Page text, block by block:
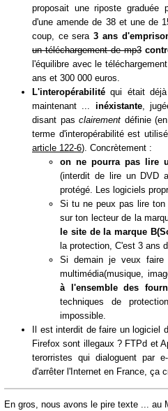
proposait une riposte graduée
d'une amende de 38 et une de
coup, ce sera3 ans
un téléchargement de mp3
l'équilibre avec le
ans et 300 000 euros.
L'interopérabilité qui était
maintenant ... inéxistante,
disant pasclairement définie
terme d'interopérabilité est
article 122-6). Concrètement :
on ne pourra pas lire
(interdit de lire un DVD
protégé. Les logiciels
Si tu ne peux pas lire ton
sur ton lecteur de la
le site de la marque
la protection, C'est 3 ans
Si demain je veux faire
multimédia(musique,
à l'ensemble des
techniques de
impossible.
Il est interdit de faire un logiciel
Firefox sont illegaux ? FTPd et
terorristes qui dialoguent par
d'arrêter l'Internet en France, ça
En gros, nous avons le pire texte ... au